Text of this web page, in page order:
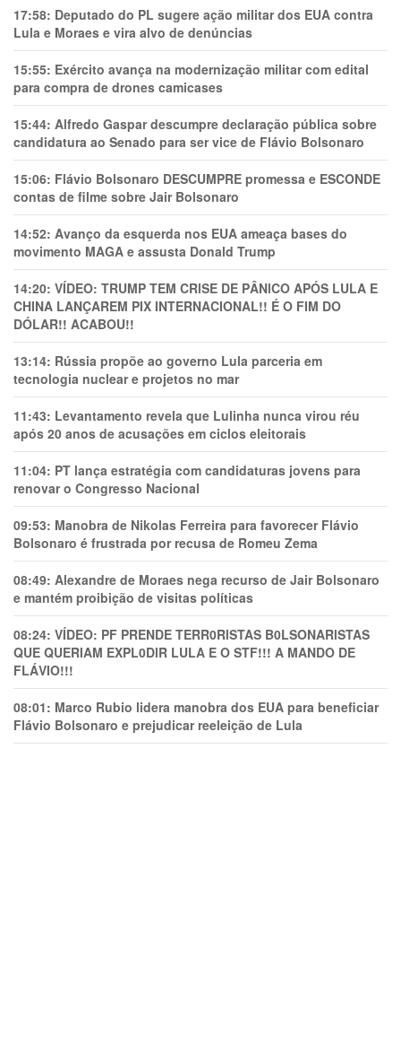
17:58: Deputado do PL sugere ação militar dos EUA contra
Lula e Moraes e vira alvo de denúncias
15:55: Exército avança na modernização militar com edital
para compra de drones camicases
15:44: Alfredo Gaspar descumpre declaração pública sobre
candidatura ao Senado para ser vice de Flávio Bolsonaro
15:06: Flávio Bolsonaro DESCUMPRE promessa e ESCONDE
contas de filme sobre Jair Bolsonaro
14:52: Avanço da esquerda nos EUA ameaça bases do
movimento MAGA e assusta Donald Trump
14:20: VÍDEO: TRUMP TEM CRlSE DE PÂNlCO APÓS LULA E
CHINA LANÇAREM PIX INTERNACIONAL!! É O FIM DO
DÓLAR!! ACABOU!!
13:14: Rússia propõe ao governo Lula parceria em
tecnologia nuclear e projetos no mar
11:43: Levantamento revela que Lulinha nunca virou réu
após 20 anos de acusações em ciclos eleitorais
11:04: PT lança estratégia com candidaturas jovens para
renovar o Congresso Nacional
09:53: Manobra de Nikolas Ferreira para favorecer Flávio
Bolsonaro é frustrada por recusa de Romeu Zema
08:49: Alexandre de Moraes nega recurso de Jair Bolsonaro
e mantém proibição de visitas políticas
08:24: VÍDEO: PF PRENDE TERR0RlSTAS B0LSONARlSTAS
QUE QUERIAM EXPL0DlR LULA E O STF!!! A MANDO DE
FLÁVIO!!!
08:01: Marco Rubio lidera manobra dos EUA para beneficiar
Flávio Bolsonaro e prejudicar reeleição de Lula